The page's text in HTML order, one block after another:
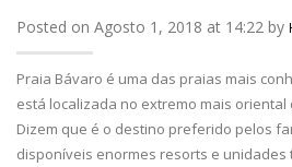
Posted on Agosto 1, 2018 at 14:22 by
Praia Bávaro é uma das praias mais
está localizada no extremo mais oriental
Dizem que é o destino preferido pelos
disponíveis enormes resorts e unidades